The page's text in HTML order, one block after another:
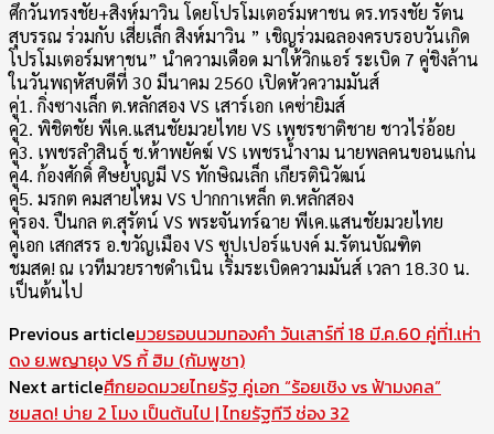
ศึกวันทรงชัย+สิงห์มาวิน โดยโปรโมเตอร์มหาชน ดร.ทรงชัย รัตน
สุบรรณ ร่วมกับ เสี่ยเล็ก สิงห์มาวิน ” เชิญร่วมฉลองครบรอบวันเกิด
โปรโมเตอร์มหาชน” นำความเดือด มาให้วิกแอร์ ระเบิด 7 คู่ชิงล้าน
ในวันพฤหัสบดีที่ 30 มีนาคม 2560 เปิดหัวความมันส์
คู่1. กิ่งซางเล็ก ต.หลักสอง VS เสาร์เอก เคซ่ายิมส์
คู่2. พิชิตชัย พีเค.แสนชัยมวยไทย VS เพชรชาติชาย ชาวไร่อ้อย
คู่3. เพชรลำสินธุ์ ช.ห้าพยัคฆ์ VS เพชรน้ำงาม นายพลคนขอนแก่น
คู่4. ก้องศักดิ์ ศิษย์บุญมี VS ทักษิณเล็ก เกียรตินิวัฒน์
คู่5. มรกต คมสายไหม VS ปากกาเหล็ก ต.หลักสอง
คู่รอง. ปืนกล ต.สุรัตน์ VS พระจันทร์ฉาย พีเค.แสนชัยมวยไทย
คู่เอก เสกสรร อ.ขวัญเมือง VS ซุปเปอร์แบงค์ ม.รัตนบัณฑิต
ชมสด! ณ เวทีมวยราชดำเนิน เริ่มระเบิดความมันส์ เวลา 18.30 น.
เป็นต้นไป
Previous articleมวยรอบนวมทองคำ วันเสาร์ที่ 18 มี.ค.60 คู่ที่1.เห่า
ดง ย.พญายุง VS กี้ ฮิม (กัมพูชา)
Next articleศึกยอดมวยไทยรัฐ คู่เอก “ร้อยเชิง vs ฟ้ามงคล”
ชมสด! บ่าย 2 โมง เป็นต้นไป | ไทยรัฐทีวี ช่อง 32